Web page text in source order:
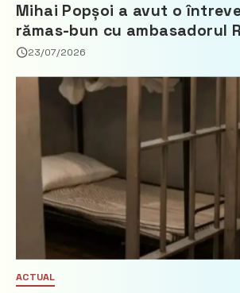
Mihai Popșoi a avut o
rămas-bun cu ambasadorul
Țărilor de Jos, Fred Duijn
23/07/2026
ACTUAL